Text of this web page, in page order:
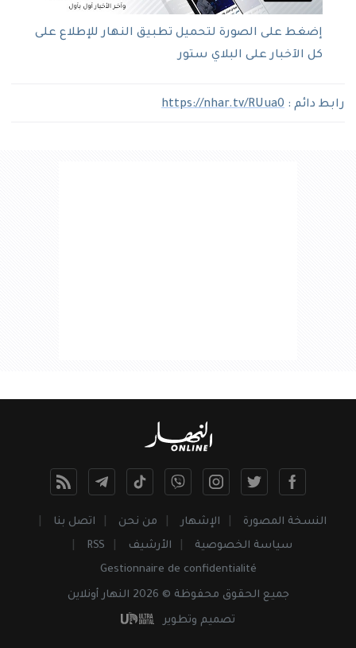
إضغط على الصورة لتحميل تطبيق النهار للإطلاع على
كل الآخبار على البلاي ستور
رابط دائم : https://nhar.tv/RUua0
النسخة المصورة الإشهار من نحن
اتصل بنا
سياسة الخصوصية
الأرشيف
RSS
Gestionnaire de confidentialité
جميع الحقوق محفوظة © 2026 النهار أونلاين
تصميم وتطوير